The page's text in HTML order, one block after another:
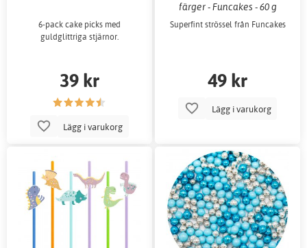
6-pack cake picks med
guldglittriga stjärnor.
39 kr
Lägg i varukorg
färger - Funcakes - 60 g
Superfint strössel från Funcakes
49 kr
Lägg i varukorg